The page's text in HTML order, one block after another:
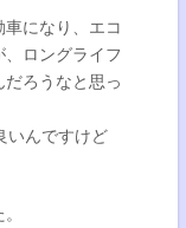
になり、エコ
、ロングライフ
だろうなと思っ
いんですけど